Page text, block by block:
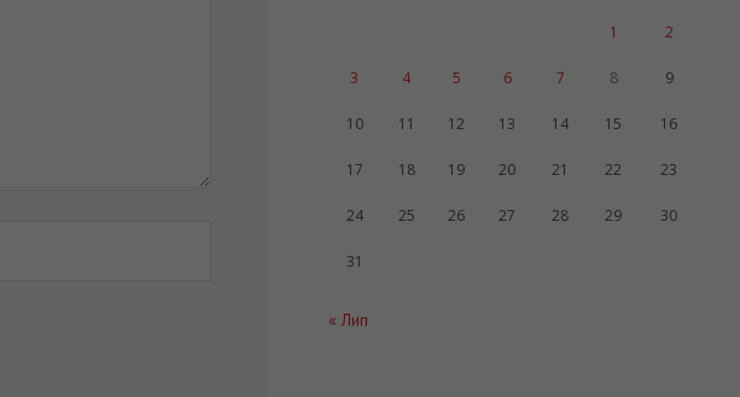
« Лип
1 2
3 4 5 6 7 8 9
10 11 12 13 14 15 16
17 18 19 20 21 22 23
24 25 26 27 28 29 30
31